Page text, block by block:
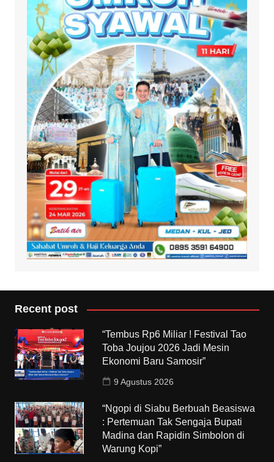
Recent post
“Tembus Rp6 Miliar ! Festival Tao
Toba Joujou 2026 Jadi Mesin
Ekonomi Baru Samosir”
9 Agustus 2026
“Ngopi di Siabu Berbuah Beasiswa
: Pertemuan Tak Sengaja Bupati
Madina dan Rapidin Simbolon di
Warung Kopi”